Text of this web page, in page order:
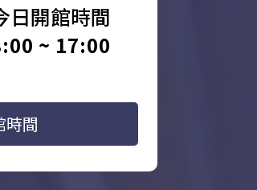
日開館時間
~ 17:00
時間